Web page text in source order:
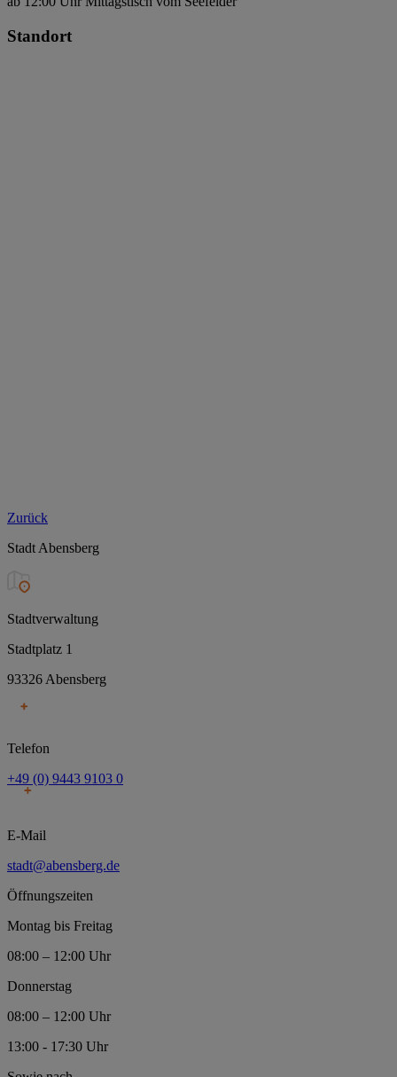
Standort
Zurück
Stadt Abensberg
Stadtverwaltung
Stadtplatz 1
93326 Abensberg
Telefon
+49 (0) 9443 9103 0
E-Mail
stadt@abensberg.de
Öffnungszeiten
Montag bis Freitag
08:00 – 12:00 Uhr
Donnerstag
08:00 – 12:00 Uhr
13:00 - 17:30 Uhr